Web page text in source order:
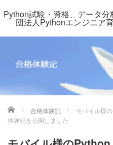
Python試験・資格、データ
団法人Pythonエンジニア
ホーム 合格体験記
モバイル様
体験記を公開しました